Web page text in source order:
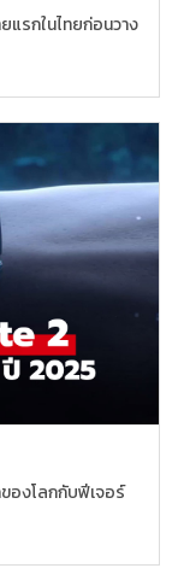
แรกในไทยก่อนวาง
องโลกกับฟีเจอร์